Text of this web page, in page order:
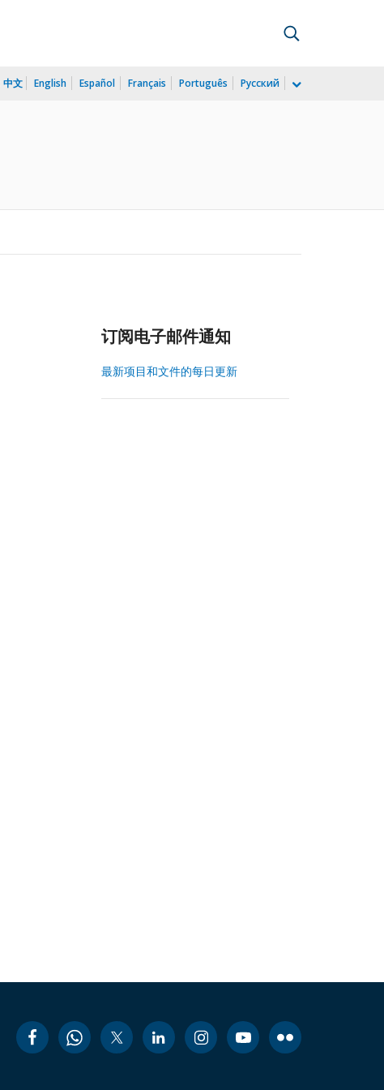
中文 English Español Français Português Русский
订阅电子邮件通知
最新项目和文件的每日更新